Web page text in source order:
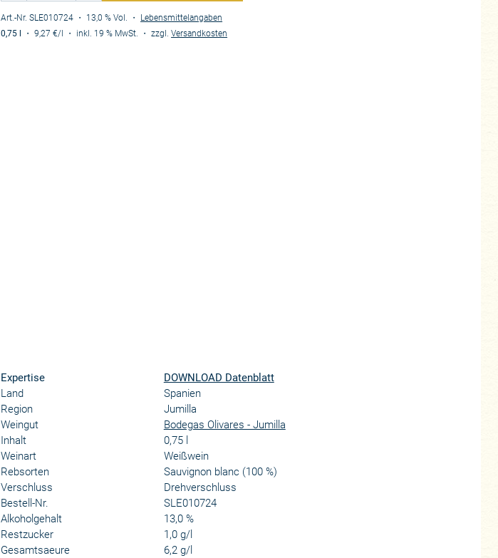
Art.-Nr. SLE010724 ・ 13,0 % Vol. ・ Lebensmittelangaben
0,75 l ・9,27 €/l ・ inkl. 19 % MwSt. ・zzgl.Versandkosten
Expertise
DOWNLOAD Datenblatt
Land
Spanien
Region
Jumilla
Weingut
Bodegas Olivares - Jumilla
Inhalt
0,75 l
Weinart
Weißwein
Rebsorten
Sauvignon blanc (100 %)
Verschluss
Drehverschluss
Bestell-Nr.
SLE010724
Alkoholgehalt
13,0 %
Restzucker
1,0 g/l
Gesamtsaeure
6,2 g/l